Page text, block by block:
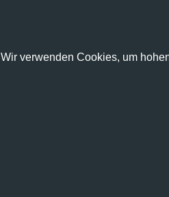
Wir verwenden Cookies, um